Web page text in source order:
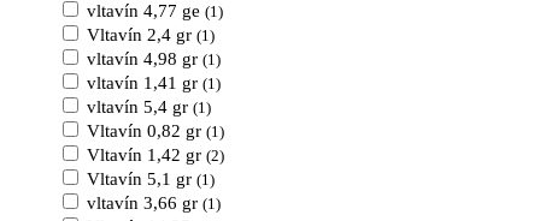
vltavín 4,77 ge (1)
Vltavín 2,4 gr (1)
vltavín 4,98 gr (1)
vltavín 1,41 gr (1)
vltavín 5,4 gr (1)
Vltavín 0,82 gr (1)
Vltavín 1,42 gr (2)
Vltavín 5,1 gr (1)
vltavín 3,66 gr (1)